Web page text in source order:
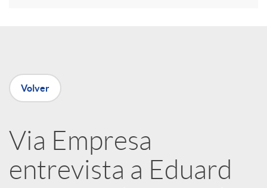
n
e
Volver
Via Empresa
entrevista a Eduard